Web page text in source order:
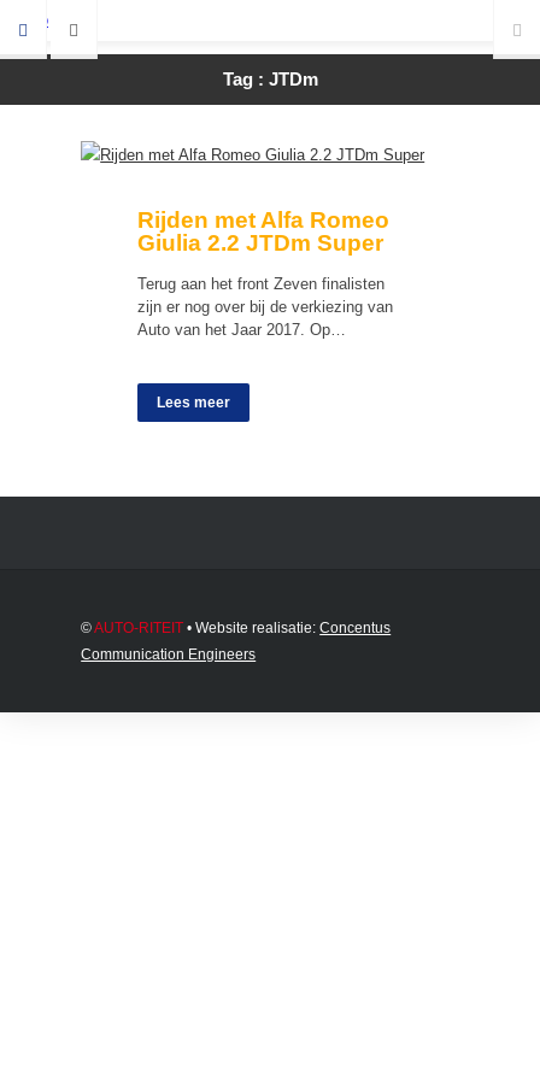
Tag : JTDm
Rijden met Alfa Romeo
Giulia 2.2 JTDm Super
Terug aan het front Zeven finalisten
zijn er nog over bij de verkiezing van
Auto van het Jaar 2017. Op…
Lees meer
©AUTO-RITEIT • Website realisatie:Concentus
Communication Engineers